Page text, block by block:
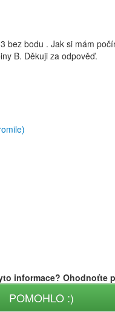
bez bodu . Jak si mám
B. Děkuji za odpověď.
informace? Ohodnoťte
POMOHLO :)